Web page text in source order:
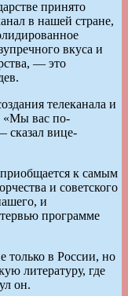
принято
в нашей стране,
вкуса и
— это
телеканала и
«Мы вас по-
сказал вице-
приобщается к самым
и советского
и
программе
только в России, но
литературу, где
он.